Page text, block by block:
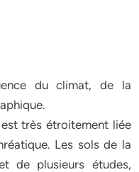
du climat, de la
très étroitement liée
Les sols de la
de plusieurs études,